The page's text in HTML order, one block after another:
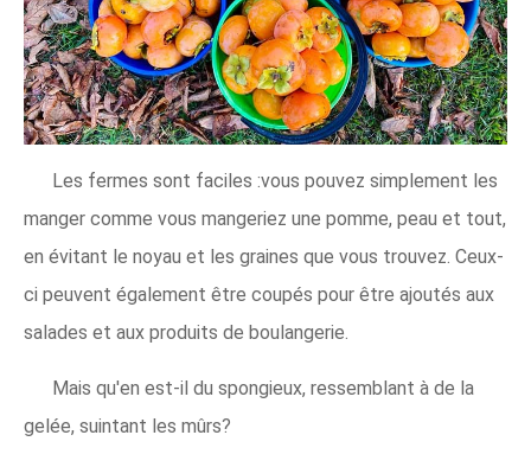
Les fermes sont faciles :vous pouvez simplement les
manger comme vous mangeriez une pomme, peau et tout,
en évitant le noyau et les graines que vous trouvez. Ceux-
ci peuvent également être coupés pour être ajoutés aux
salades et aux produits de boulangerie.
Mais qu'en est-il du spongieux, ressemblant à de la
gelée, suintant les mûrs?